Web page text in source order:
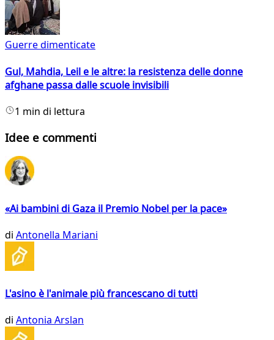
Guerre dimenticate
Gul, Mahdia, Leil e le altre: la resistenza delle donne
afghane passa dalle scuole invisibili
1 min di lettura
Idee e commenti
«Ai bambini di Gaza il Premio Nobel per la pace»
di Antonella Mariani
L'asino è l'animale più francescano di tutti
di Antonia Arslan